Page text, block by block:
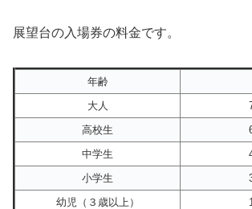
展望台の入場券の料金です。
年齢
大人
高校生
中学生
小学生
幼児（３歳以上）